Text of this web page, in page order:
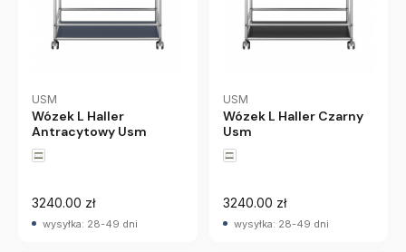
USM
Wózek L Haller
Antracytowy Usm
3240.00 zł
wysyłka: 28-49 dni
USM
Wózek L Haller Czarny
Usm
3240.00 zł
wysyłka: 28-49 dni